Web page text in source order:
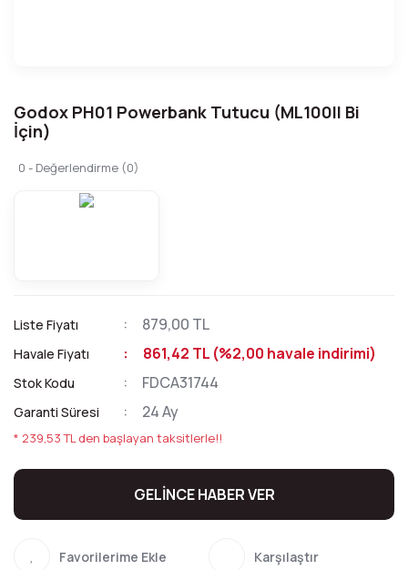
Godox PH01 Powerbank Tutucu (ML100II Bi
İçin)
0 - Değerlendirme (0)
Liste Fiyatı 879,00 TL
Havale Fiyatı 861,42 TL (%2,00 havale indirimi)
Stok Kodu FDCA31744
Garanti Süresi 24 Ay
* 239,53 TL den başlayan taksitlerle!!
GELİNCE HABER VER
Karşılaştır